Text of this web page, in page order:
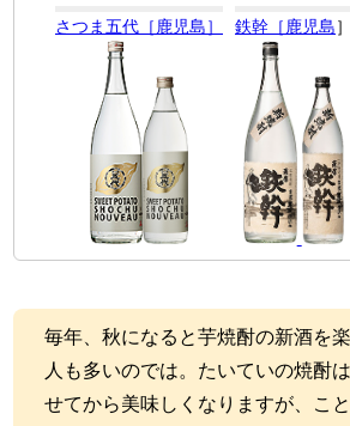
さつま五代［鹿児島］ 鉄幹［鹿児島］
毎年、秋になると芋焼酎の新酒を
人も多いのでは。たいていの焼酎
せてから美味しくなりますが、こ